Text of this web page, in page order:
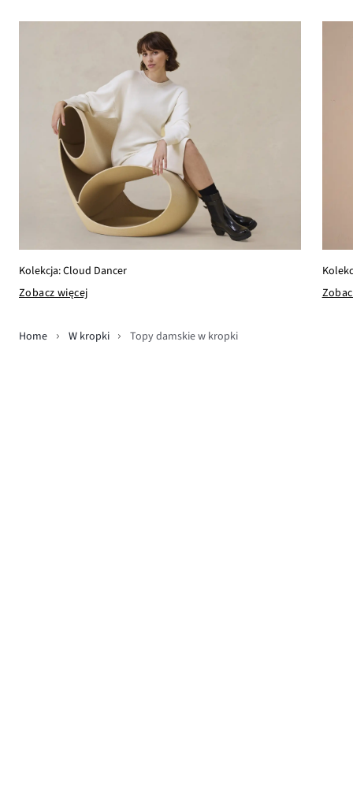
Kolekcja: Cloud Dancer
Zobacz więcej
Home W kropki Topy damskie w kropki